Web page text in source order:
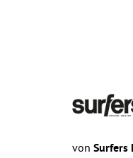
von Surfers